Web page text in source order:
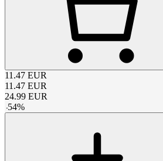
11.47 EUR
11.47 EUR
24.99 EUR
-54%